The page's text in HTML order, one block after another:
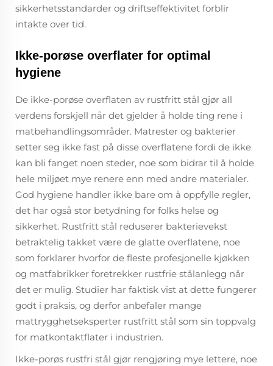
sikkerhetsstandarder og driftseffektivitet forblir
intakte over tid.
Ikke-porøse overflater for optimal
hygiene
De ikke-porøse overflaten av rustfritt stål gjør all
verdens forskjell når det gjelder å holde ting rene i
matbehandlingsområder. Matrester og bakterier
setter seg ikke fast på disse overflatene fordi de ikke
kan bli fanget noen steder, noe som bidrar til å holde
hele miljøet mye renere enn med andre materialer.
God hygiene handler ikke bare om å oppfylle regler,
det har også stor betydning for folks helse og
sikkerhet. Rustfritt stål reduserer bakterievekst
betraktelig takket være de glatte overflatene, noe
som forklarer hvorfor de fleste profesjonelle kjøkken
og matfabrikker foretrekker rustfrie stålanlegg når
det er mulig. Studier har faktisk vist at dette fungerer
godt i praksis, og derfor anbefaler mange
mattrygghetseksperter rustfritt stål som sin toppvalg
for matkontaktflater i industrien.
Ikke-porøs rustfri stål gjør rengjøring mye lettere, noe